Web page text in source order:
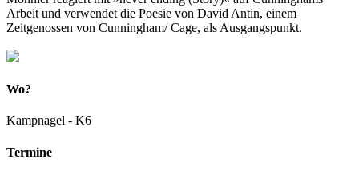
Arbeit und verwendet die Poesie von David Antin, einem
Zeitgenossen von Cunningham/ Cage, als Ausgangspunkt.
Wo?
Kampnagel - K6
Termine